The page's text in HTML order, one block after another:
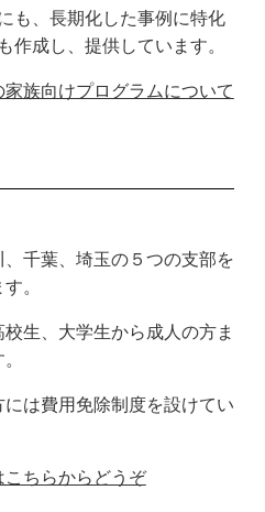
も、 長期化した事例に特化
も作成し、提供しています。
族向けプログラムについて
千葉、埼玉の５つの支部を
。
生、大学生から成人の方ま
は費用免除制度を設けてい
こちらからどうぞ